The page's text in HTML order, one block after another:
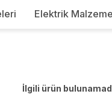
Elektrik
İlgili ürün